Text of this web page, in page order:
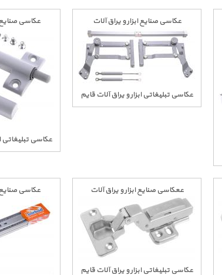
عکاسی صنایع ابزار و یراق آلات
عکاسی تبلیغاتی ابزار و یراق آلات قایم
عکاسی صنایع
عکاسی تبلیغاتی
ععکاسی صنایع ابزار و یراق آلات
عکاسی تبلیغاتی ابزار و یراق آلات قایم
عکاسی صنایع